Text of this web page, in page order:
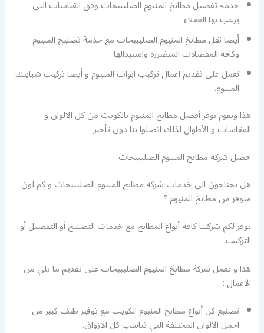
خدمة تفصيل مطابخ المنيوم الصليبيخات وفق القياسات التي
يرغب بها العملاء.
أيضا نقل مطابخ المنيوم الصليبيخات مع خدمة تصليح المنيوم
وكافة المفصلات المتضررة واستبدالها
نعمل على تقديم اعمال تركيب ابواب المنيوم و أيضا تركيب شبابيك
المنيوم.
هذا ونقوم نوفر أفضل مطابخ المنيوم بالكويت من كل الالوان و
المقاسات و الأطوال لذلك اتصلوا بنا دون تأخير.
افضل شركة مطابخ المنيوم الصليبيخات
هل تحتاجون الى خدمات شركة مطابخ المنيوم الصليبيخات و كم لون
متوفر من مطابخ المنيوم ؟
توفر لكم شركتنا كافة أنواع المطابخ مع خدمات التصليح أو التفصيل أو
التركيب.
هذا و تعمل شركة مطابخ المنيوم الصليبيخات على تقديم ما يلي من
الاعمال :
تصنيع كل أنواع مطابخ المنيوم الكويت مع توفير طيف كبير من
اجمل الألوان المختلفة التي تناسب كل الازواق.